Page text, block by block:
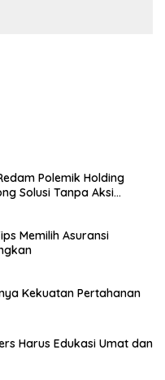
Polemik Holding
Solusi Tanpa Aksi
Memilih Asuransi
Kekuatan Pertahanan
Harus Edukasi Umat dan